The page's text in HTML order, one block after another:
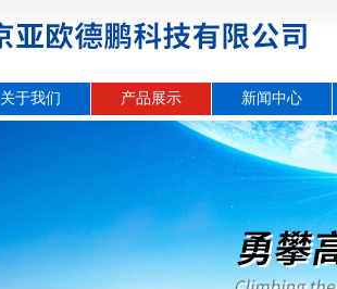
关于我们 产品展示 新闻中心